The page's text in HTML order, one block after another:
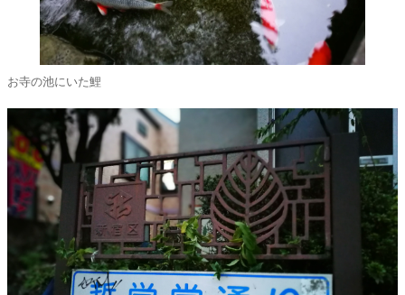
お寺の池にいた鯉